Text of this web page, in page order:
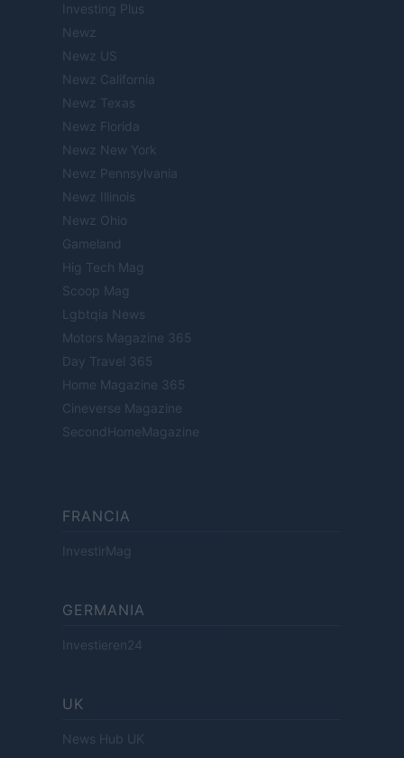
Investing Plus
Newz
Newz US
Newz California
Newz Texas
Newz Florida
Newz New York
Newz Pennsylvania
Newz Illinois
Newz Ohio
Gameland
Hig Tech Mag
Scoop Mag
Lgbtqia News
Motors Magazine 365
Day Travel 365
Home Magazine 365
Cineverse Magazine
SecondHomeMagazine
FRANCIA
InvestirMag
GERMANIA
Investieren24
UK
News Hub UK